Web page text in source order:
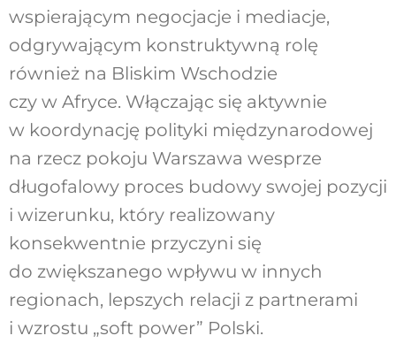
wspierającym negocjacje i mediacje,
odgrywającym konstruktywną rolę
również na Bliskim Wschodzie
czy w Afryce. Włączając się aktywnie
w koordynację polityki międzynarodowej
na rzecz pokoju Warszawa wesprze
długofalowy proces budowy swojej pozycji
i wizerunku, który realizowany
konsekwentnie przyczyni się
do zwiększanego wpływu w innych
regionach, lepszych relacji z partnerami
i wzrostu „soft power” Polski.